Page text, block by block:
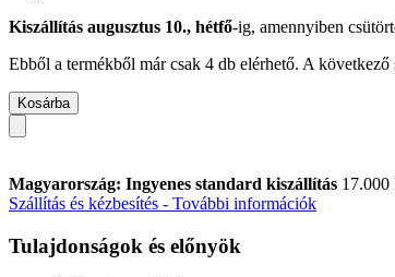
Kiszállítás augusztus 10., hétfő-ig, amennyiben
Ebből a termékből már csak 4 db elérhető. A
Kosárba
Magyarország: Ingyenes standard kiszállítás 17.000
Szállítás és kézbesítés - További információk
Tulajdonságok és előnyök